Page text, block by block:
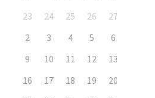
23 24 25 26 27
2
3 4 5 6
9
10 11 12 13
16
17 18 19 20